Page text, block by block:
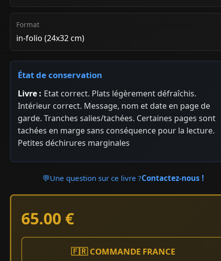
Format
in-folio (24x32 cm)
État de conservation
Livre : Etat correct. Plats légèrement défraîchis.
Intérieur correct. Message, nom et date en page de
garde. Tranches salies/tachées. Certaines pages sont
tachées en marge sans conséquence pour la lecture.
Petites déchirures marginales
💬Une question sur ce livre ?Contactez-nous !
65.00 €
🇫🇷 COMMANDE FRANCE